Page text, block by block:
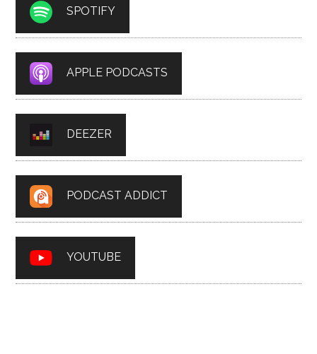
SPOTIFY
APPLE PODCASTS
DEEZER
PODCAST ADDICT
YOUTUBE